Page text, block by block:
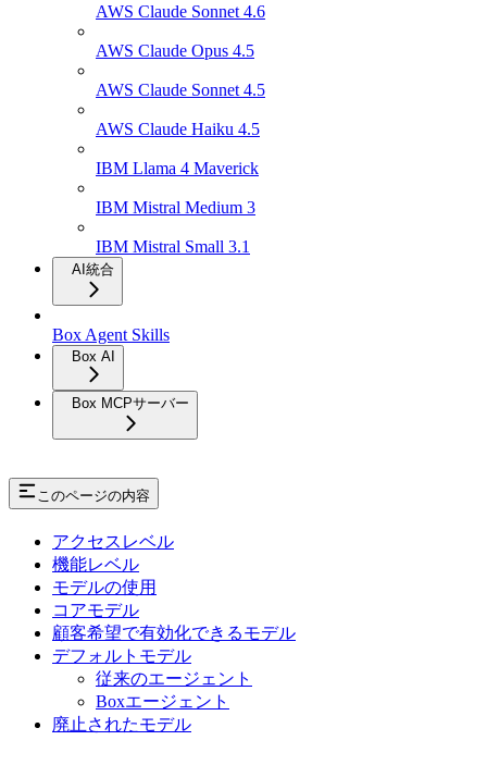
AWS Claude Sonnet 4.6
AWS Claude Opus 4.5
AWS Claude Sonnet 4.5
AWS Claude Haiku 4.5
IBM Llama 4 Maverick
IBM Mistral Medium 3
IBM Mistral Small 3.1
AI統合
Box Agent Skills
Box AI
Box MCPサーバー
このページの内容
アクセスレベル
機能レベル
モデルの使用
コアモデル
顧客希望で有効化できるモデル
デフォルトモデル
従来のエージェント
Boxエージェント
廃止されたモデル